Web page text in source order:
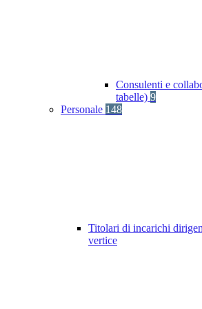
Consulenti e
tabelle) 9
Personale 148
Titolari di incarichi
vertice